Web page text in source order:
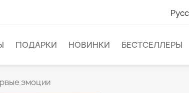
ПОДАРКИ НОВИНКИ БЕСТСЕЛЛЕРЫ
эмоции